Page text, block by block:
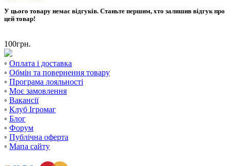
У цього товару немає відгуків. Станьте першим, хто залишив відгук про
цей товар!
100грн.
◦ Оплата і доставка
◦ Обмін та повернення товару
◦ Програма лояльності
◦ Моє замовлення
◦ Вакансії
◦ Клуб Ігромаг
◦ Блог
◦ Форум
◦ Публічна оферта
◦ Мапа сайту